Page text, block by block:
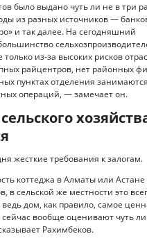
было выдано чуть ли не в три
из разных источников —
и так далее. На сегодняшний
из-за высоких рисков
райцентров, нет районных
пунктах отделения
операций, — замечает он.
жесткие требования к залогам.
коттеджа в Алматы или Астане
в сельской же местности это
дом, как правило, самое
вообще оценивают чуть
Рахимбеков.